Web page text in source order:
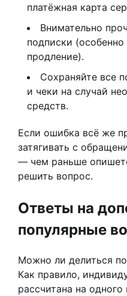
платёжная карта
Внимательно
подписки
продление).
Сохраняйте все
и чеки на случай
средств.
Если ошибка всё же
затягивать с
— чем раньше
решить вопрос.
Ответы на
популярные
Можно ли делиться
Как правило,
рассчитана на